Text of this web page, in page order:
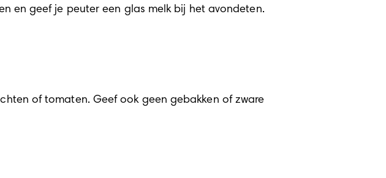
en geef je peuter een glas melk bij het avondeten.
of tomaten. Geef ook geen gebakken of zware